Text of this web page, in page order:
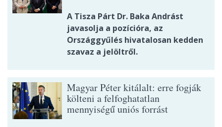
A Tisza Párt Dr. Baka Andrást
javasolja a pozícióra, az
Országgyűlés hivatalosan kedden
szavaz a jelöltről.
Magyar Péter kitálalt: erre fogják
költeni a felfoghatatlan
mennyiségű uniós forrást